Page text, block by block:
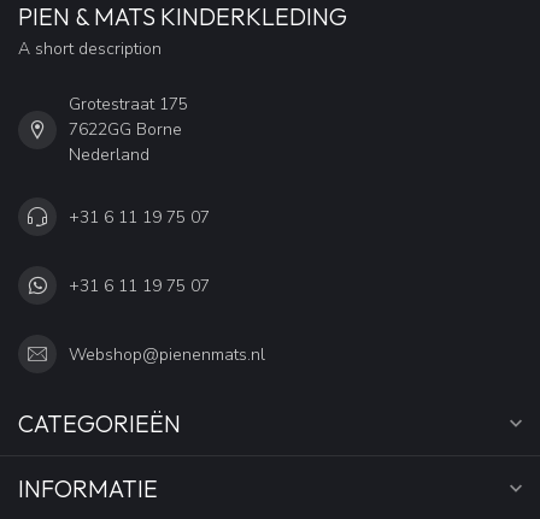
PIEN & MATS KINDERKLEDING
A short description
Grotestraat 175
7622GG Borne
Nederland
+31 6 11 19 75 07
+31 6 11 19 75 07
Webshop@pienenmats.nl
CATEGORIEËN
INFORMATIE